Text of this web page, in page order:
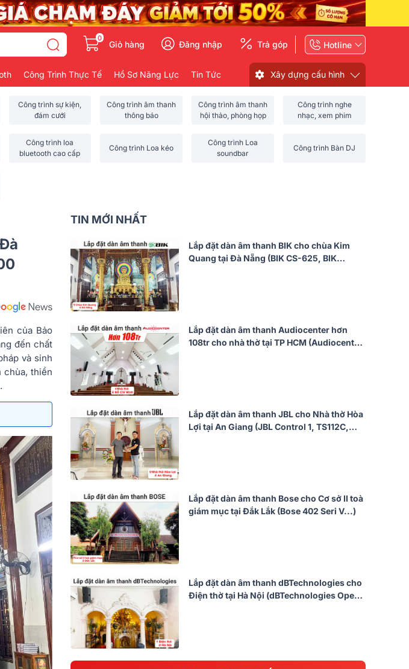
0
Giỏ hàng Đăng nhập Trả góp Hotline
Công Trình Thực Tế Hồ Sơ Năng Lực Tin Tức Xây dựng cấu hình
Công trình sự kiện,
đám cưới
Công trình âm thanh
thông báo
Công trình âm thanh
hội thảo, phòng họp
Công trình nghe
nhạc, xem phim
Công trình loa
bluetooth cao cấp
Công trình Loa kéo
Công trình Loa
soundbar
Công trình Bàn DJ
của Bảo
đến chất
và sinh
chùa, thiền
TIN MỚI NHẤT
Lắp đặt dàn âm thanh BIK cho chùa Kim
Quang tại Đà Nẵng (BIK CS-625, BIK
Lắp đặt dàn âm thanh Audiocenter hơn
108tr cho nhà thờ tại TP HCM (Audiocenter
Lắp đặt dàn âm thanh JBL cho Nhà thờ Hòa
Lợi tại An Giang (JBL Control 1, TS112C,
Lắp đặt dàn âm thanh Bose cho Cơ sở II toà
giám mục tại Đắk Lắk (Bose 402 Seri V...)
Lắp đặt dàn âm thanh dBTechnologies cho
Điện thờ tại Hà Nội (dBTechnologies Opera